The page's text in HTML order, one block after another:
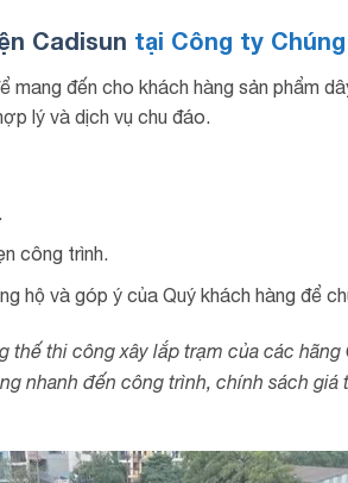
Cadisun tại Công ty
mang đến cho khách hàng sản phẩm
lý và dịch vụ chu đáo.
công trình.
hộ và góp ý của Quý khách hàng để
thế thi công xây lắp trạm của các hãng
nhanh đến công trình, chính sách giá